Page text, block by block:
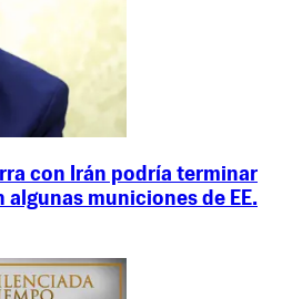
con Irán podría terminar
municiones de EE.